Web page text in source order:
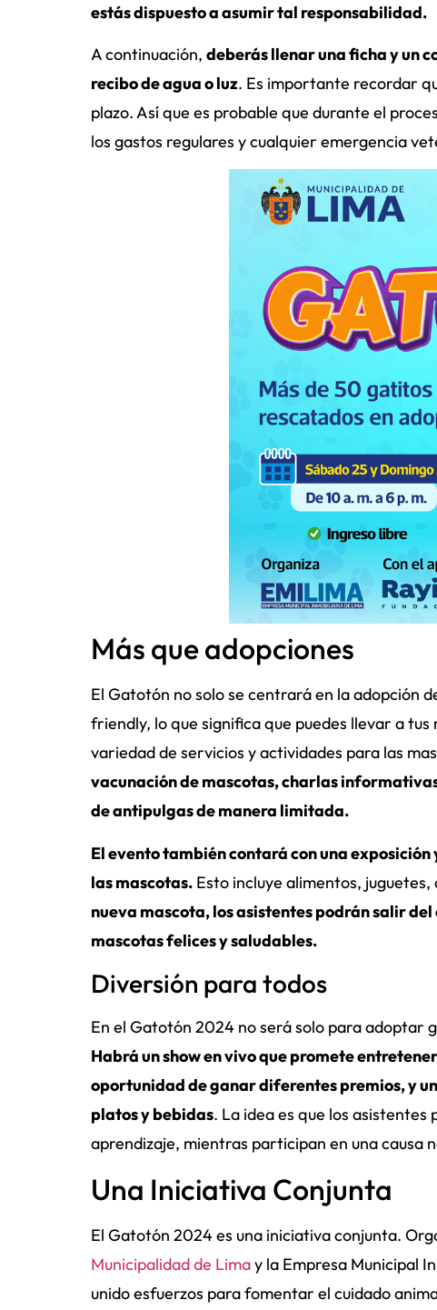
estás dispuesto a asumir tal responsabilidad.
A continuación, deberás llenar una ficha y un
recibo de agua o luz. Es importante recordar
plazo. Así que es probable que durante el
los gastos regulares y cualquier emergencia
Más que adopciones
El Gatotón no solo se centrará en la adopción
friendly, lo que significa que puedes llevar a
variedad de servicios y actividades para las
vacunación de mascotas, charlas
de antipulgas de manera limitada.
El evento también contará con una
las mascotas. Esto incluye alimentos,
nueva mascota, los asistentes podrán salir
mascotas felices y saludables.
Diversión para todos
En el Gatotón 2024 no será solo para adoptar
Habrá un show en vivo que promete
oportunidad de ganar diferentes premios, y
platos y bebidas. La idea es que los
aprendizaje, mientras participan en una causa
Una Iniciativa Conjunta
El Gatotón 2024 es una iniciativa conjunta.
Municipalidad de Limay la Empresa Municipal
unido esfuerzos para fomentar el cuidado